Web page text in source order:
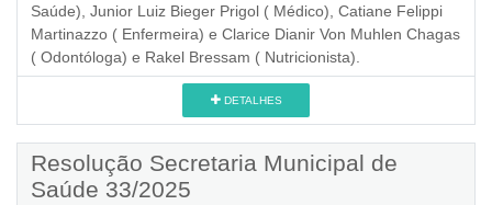
Saúde), Junior Luiz Bieger Prigol ( Médico), Catiane Felippi
Martinazzo ( Enfermeira) e Clarice Dianir Von Muhlen Chagas
( Odontóloga) e Rakel Bressam ( Nutricionista).
DETALHES
Resolução Secretaria Municipal de
Saúde 33/2025